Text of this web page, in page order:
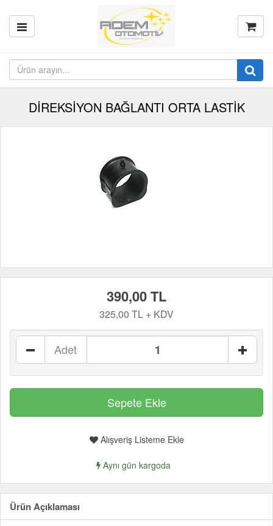
DİREKSİYON BAĞLANTI ORTA LASTİK
390,00 TL
325,00 TL + KDV
Adet
Alışveriş Listeme Ekle
Aynı gün kargoda
Ürün Açıklaması